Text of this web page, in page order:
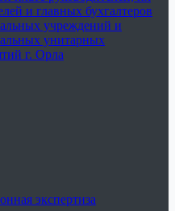
и главных бухгалтеров
учреждений и
унитарных
г. Орла
экспертиза